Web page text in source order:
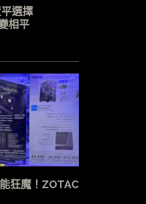
平選擇
相平
狂魔！ZOTAC